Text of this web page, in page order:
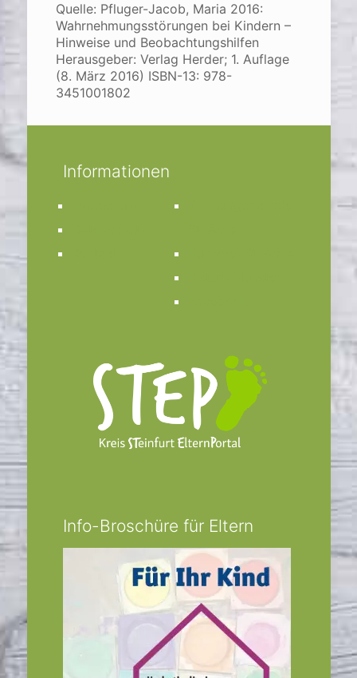
Quelle: Pfluger-Jacob, Maria 2016:
Wahrnehmungsstörungen bei Kindern –
Hinweise und Beobachtungshilfen
Herausgeber: Verlag Herder; 1. Auflage
(8. März 2016) ISBN-13: 978-
3451001802
Informationen
Info-Broschüre für Eltern